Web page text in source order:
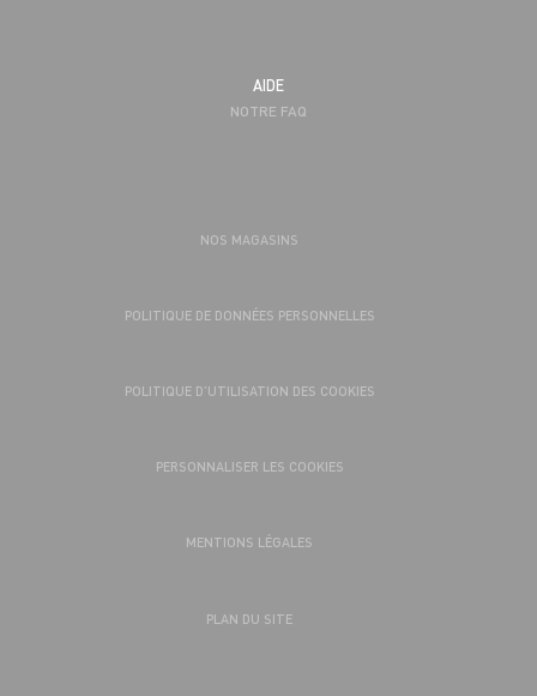
AIDE
NOTRE FAQ
NOS MAGASINS
POLITIQUE DE DONNÉES PERSONNELLES
POLITIQUE D’UTILISATION DES COOKIES
PERSONNALISER LES COOKIES
MENTIONS LÉGALES
PLAN DU SITE